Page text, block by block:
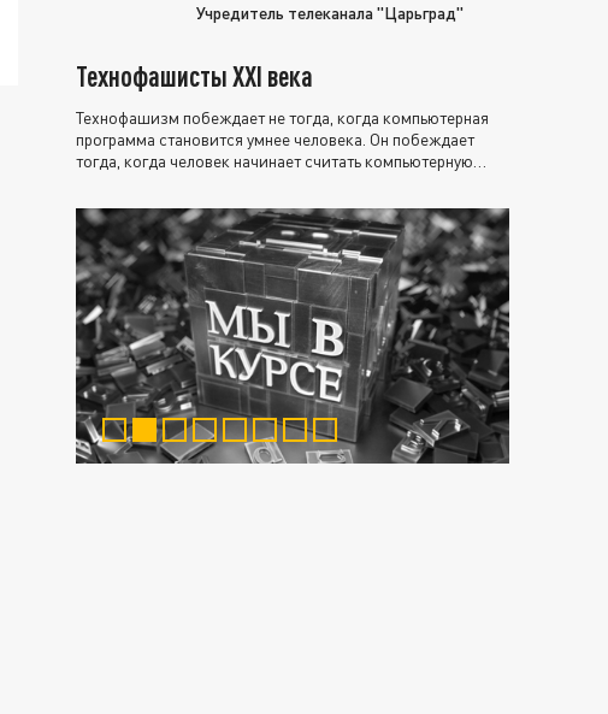
Учредитель телеканала "Царьград"
Технофашисты XXI века
Технофашизм побеждает не тогда, когда компьютерная
программа становится умнее человека. Он побеждает
тогда, когда человек начинает считать компьютерную